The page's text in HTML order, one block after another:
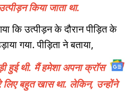
किया जाता था.
कि उत्पीड़न के दौरान पीड़ित के
गया. पीड़िता ने बताया,
हुई थी. मैं हमेशा अपना क्रॉस
लिए बहुत खास था. लेकिन, उन्होंने